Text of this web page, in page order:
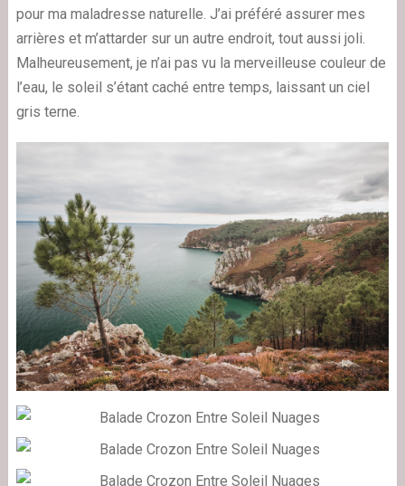
pour ma maladresse naturelle. J’ai préféré assurer mes
arrières et m’attarder sur un autre endroit, tout aussi joli.
Malheureusement, je n’ai pas vu la merveilleuse couleur de
l’eau, le soleil s’étant caché entre temps, laissant un ciel
gris terne.